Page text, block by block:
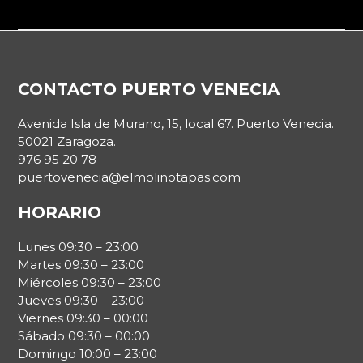
CONTACTO PUERTO VENECIA
Avenida Isla de Murano, 15, local 67. Puerto Venecia.
50021 Zaragoza.
976 95 20 78
puertovenecia@elmolinotapas.com
HORARIO
Lunes 09:30 – 23:00
Martes 09:30 – 23:00
Miércoles 09:30 – 23:00
Jueves 09:30 – 23:00
Viernes 09:30 – 00:00
Sábado 09:30 – 00:00
Domingo 10:00 – 23:00